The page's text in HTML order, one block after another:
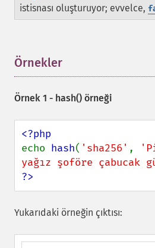
istisnası oluşturuyor; evvelce,
Örnekler
Örnek 1 - hash() örneği
echo hash( 'sha256' ,
yağız şoföre çabucak
?>
Yukarıdaki örneğin çıktısı: